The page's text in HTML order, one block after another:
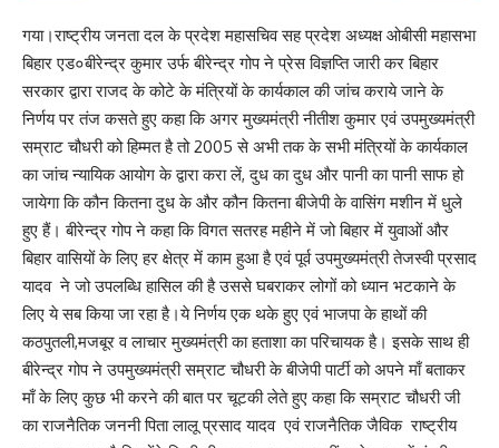
गया।राष्ट्रीय जनता दल के प्रदेश महासचिव सह प्रदेश अध्यक्ष ओबीसी महासभा
बिहार एड०बीरेन्द्र कुमार उर्फ बीरेन्द्र गोप ने प्रेस विज्ञप्ति जारी कर बिहार
सरकार द्वारा राजद के कोटे के मंत्रियों के कार्यकाल की जांच कराये जाने के
निर्णय पर तंज कसते हुए कहा कि अगर मुख्यमंत्री नीतीश कुमार एवं उपमुख्यमंत्री
सम्राट चौधरी को हिम्मत है तो 2005 से अभी तक के सभी मंत्रियों के कार्यकाल
का जांच न्यायिक आयोग के द्वारा करा लें, दुध का दुध और पानी का पानी साफ हो
जायेगा कि कौन कितना दुध के और कौन कितना बीजेपी के वासिंग मशीन में धुले
हुए हैं। बीरेन्द्र गोप ने कहा कि विगत सतरह महीने में जो बिहार में युवाओं और
बिहार वासियों के लिए हर क्षेत्र में काम हुआ है एवं पूर्व उपमुख्यमंत्री तेजस्वी प्रसाद
यादव ने जो उपलब्धि हासिल की है उससे घबराकर लोगों को ध्यान भटकाने के
लिए ये सब किया जा रहा है।ये निर्णय एक थके हुए एवं भाजपा के हाथों की
कठपुतली,मजबूर व लाचार मुख्यमंत्री का हताशा का परिचायक है। इसके साथ ही
बीरेन्द्र गोप ने उपमुख्यमंत्री सम्राट चौधरी के बीजेपी पार्टी को अपने माँ बताकर
माँ के लिए कुछ भी करने की बात पर चूटकी लेते हुए कहा कि सम्राट चौधरी जी
का राजनैतिक जननी पिता लालू प्रसाद यादव एवं राजनैतिक जैविक राष्ट्रीय